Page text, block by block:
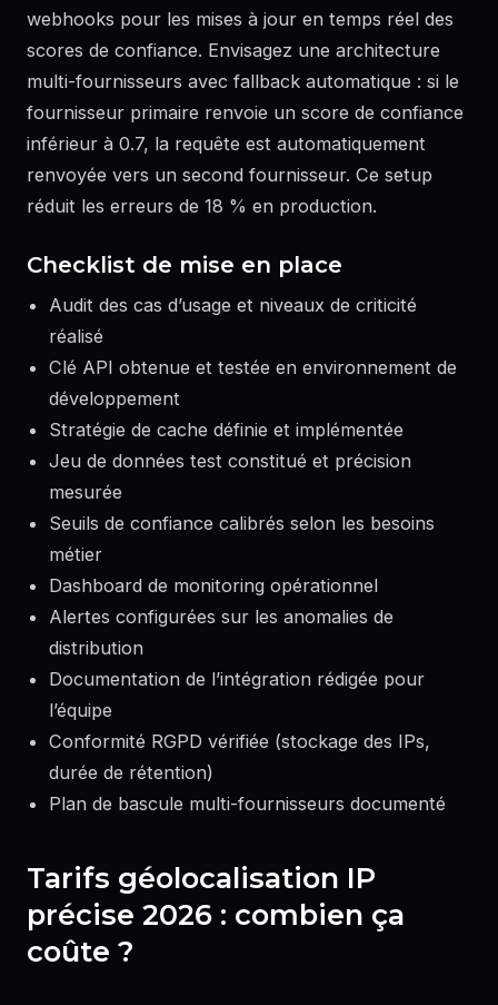
webhooks pour les mises à jour en temps réel des
scores de confiance. Envisagez une architecture
multi-fournisseurs avec fallback automatique : si le
fournisseur primaire renvoie un score de confiance
inférieur à 0.7, la requête est automatiquement
renvoyée vers un second fournisseur. Ce setup
réduit les erreurs de 18 % en production.
Checklist de mise en place
Audit des cas d’usage et niveaux de criticité
réalisé
Clé API obtenue et testée en environnement de
développement
Stratégie de cache définie et implémentée
Jeu de données test constitué et précision
mesurée
Seuils de confiance calibrés selon les besoins
métier
Dashboard de monitoring opérationnel
Alertes configurées sur les anomalies de
distribution
Documentation de l’intégration rédigée pour
l’équipe
Conformité RGPD vérifiée (stockage des IPs,
durée de rétention)
Plan de bascule multi-fournisseurs documenté
Tarifs géolocalisation IP
précise 2026 : combien ça
coûte ?